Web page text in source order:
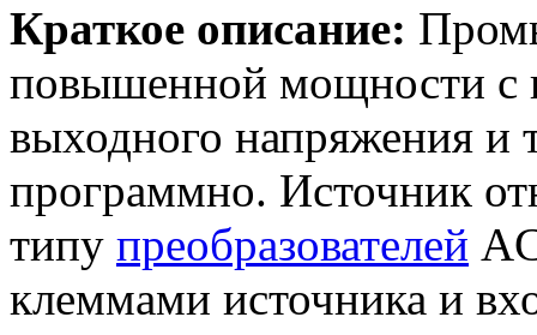
Краткое описание:
повышенной мощности с
выходного напряжения и
программно. Источник
типу преобразователей
клеммами источника и